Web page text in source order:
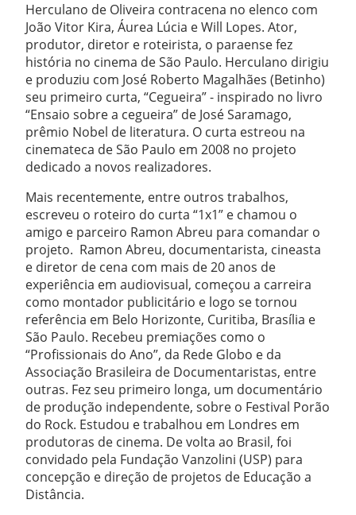
Herculano de Oliveira contracena no elenco com
João Vitor Kira, Áurea Lúcia e Will Lopes. Ator,
produtor, diretor e roteirista, o paraense fez
história no cinema de São Paulo. Herculano dirigiu
e produziu com José Roberto Magalhães (Betinho)
seu primeiro curta, “Cegueira” - inspirado no livro
“Ensaio sobre a cegueira” de José Saramago,
prêmio Nobel de literatura. O curta estreou na
cinemateca de São Paulo em 2008 no projeto
dedicado a novos realizadores.
Mais recentemente, entre outros trabalhos,
escreveu o roteiro do curta “1x1” e chamou o
amigo e parceiro Ramon Abreu para comandar o
projeto. Ramon Abreu, documentarista, cineasta
e diretor de cena com mais de 20 anos de
experiência em audiovisual, começou a carreira
como montador publicitário e logo se tornou
referência em Belo Horizonte, Curitiba, Brasília e
São Paulo. Recebeu premiações como o
“Profissionais do Ano”, da Rede Globo e da
Associação Brasileira de Documentaristas, entre
outras. Fez seu primeiro longa, um documentário
de produção independente, sobre o Festival Porão
do Rock. Estudou e trabalhou em Londres em
produtoras de cinema. De volta ao Brasil, foi
convidado pela Fundação Vanzolini (USP) para
concepção e direção de projetos de Educação a
Distância.